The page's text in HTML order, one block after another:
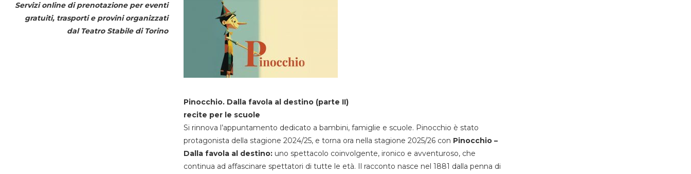
Servizi online di prenotazione per eventi
gratuiti, trasporti e provini organizzati
dal Teatro Stabile di Torino
Pinocchio. Dalla favola al destino (parte II)
recite per le scuole
Si rinnova l’appuntamento dedicato a bambini, famiglie e scuole. Pinocchio è stato
protagonista della stagione 2024/25, e torna ora nella stagione 2025/26 con Pinocchio –
Dalla favola al destino:uno spettacolo coinvolgente, ironico e avventuroso, che
continua ad affascinare spettatori di tutte le età. Il racconto nasce nel 1881 dalla penna di